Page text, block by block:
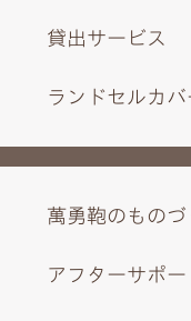
貸出サービス
ランドセルカバ
萬勇鞄のものづ
アフターサポー